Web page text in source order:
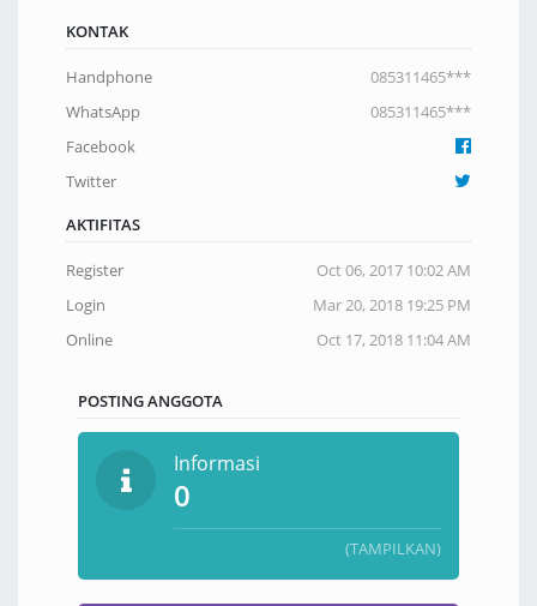
KONTAK
Handphone
085311465***
WhatsApp
085311465***
Facebook
Twitter
AKTIFITAS
Register
Oct 06, 2017 10:02 AM
Login
Mar 20, 2018 19:25 PM
Online
Oct 17, 2018 11:04 AM
POSTING ANGGOTA
Informasi
0
(TAMPILKAN)